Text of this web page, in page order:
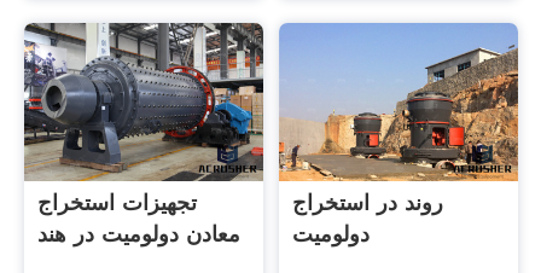
تجهیزات استخراج
معادن دولومیت در هند
روند در استخراج
دولومیت